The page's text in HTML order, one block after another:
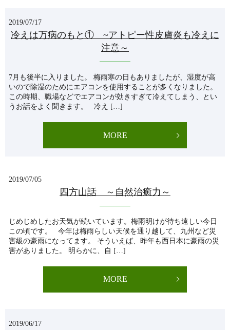
2019/07/17
冷えは万病のもと① ~アトピー性皮膚炎も冷えに
注意～
7月も後半に入りました。 梅雨寒の日もありましたが、湿度が高
いので除湿のためにエアコンを使用することが多くなりました。
この時期、職場などでエアコンが効きすぎて冷えてしまう、とい
うお話をよく聞きます。 冷え […]
MORE
2019/07/05
四方山話 ～自然治癒力～
じめじめしたお天気が続いています。梅雨明けが待ち遠しい今日
この頃です。 今年は梅雨らしい天候を通り越して、九州など災
害級の豪雨になってます。 そういえば、昨年も西日本に豪雨の災
害がありました。 明らかに、自 […]
MORE
2019/06/17